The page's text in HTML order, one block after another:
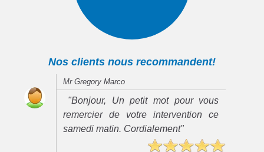
Nos clients nous recommandent!
Mr Gregory Marco
"Bonjour, Un petit mot pour vous
remercier de votre intervention ce
samedi matin. Cordialement"